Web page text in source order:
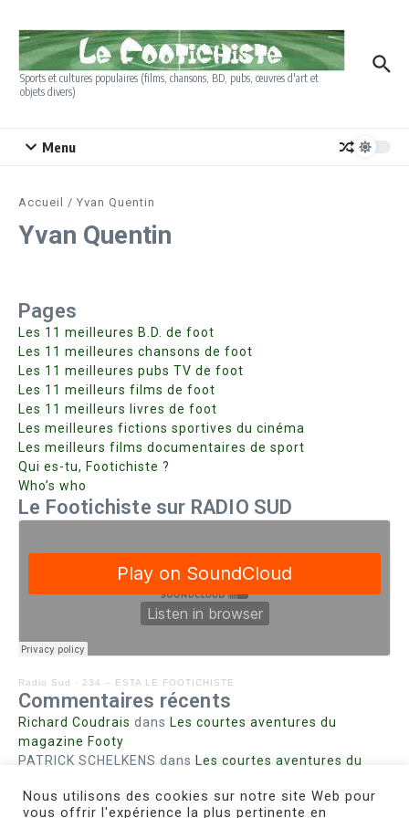
Sports et cultures populaires (films, chansons, BD, pubs, œuvres d'art et
objets divers)
Menu
Accueil / Yvan Quentin
Yvan Quentin
Pages
Les 11 meilleures B.D. de foot
Les 11 meilleures chansons de foot
Les 11 meilleures pubs TV de foot
Les 11 meilleurs films de foot
Les 11 meilleurs livres de foot
Les meilleures fictions sportives du cinéma
Les meilleurs films documentaires de sport
Qui es-tu, Footichiste ?
Who’s who
Le Footichiste sur RADIO SUD
Radio Sud · 234 – ESTA LE FOOTICHISTE
Commentaires récents
Richard Coudrais dans Les courtes aventures du
magazine Footy
PATRICK SCHELKENS dans Les courtes aventures du
Bohn fabiennedans Intrigues sanglantes à Mulhouse
Nous utilisons des cookies sur notre site Web pour
vous offrir l'expérience la plus pertinente en